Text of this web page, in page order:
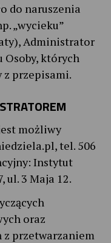
do naruszenia
„wycieku”
Administrator
których
z przepisami.
możliwy
tel. 506
Instytut
ul. 3 Maja 12.
oraz
z przetwarzaniem